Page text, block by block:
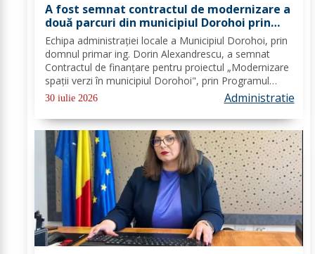
A fost semnat contractul de modernizare a
două parcuri din municipiul Dorohoi prin
fonduri europene
Echipa administrației locale a Municipiul Dorohoi, prin
domnul primar ing. Dorin Alexandrescu, a semnat
Contractul de finanțare pentru proiectul „Modernizare
spații verzi în municipiul Dorohoi", prin Programul
Regional 2021–2027 - Prioritatea de investiții 3. Nord-
30 iulie 2026 Administratie